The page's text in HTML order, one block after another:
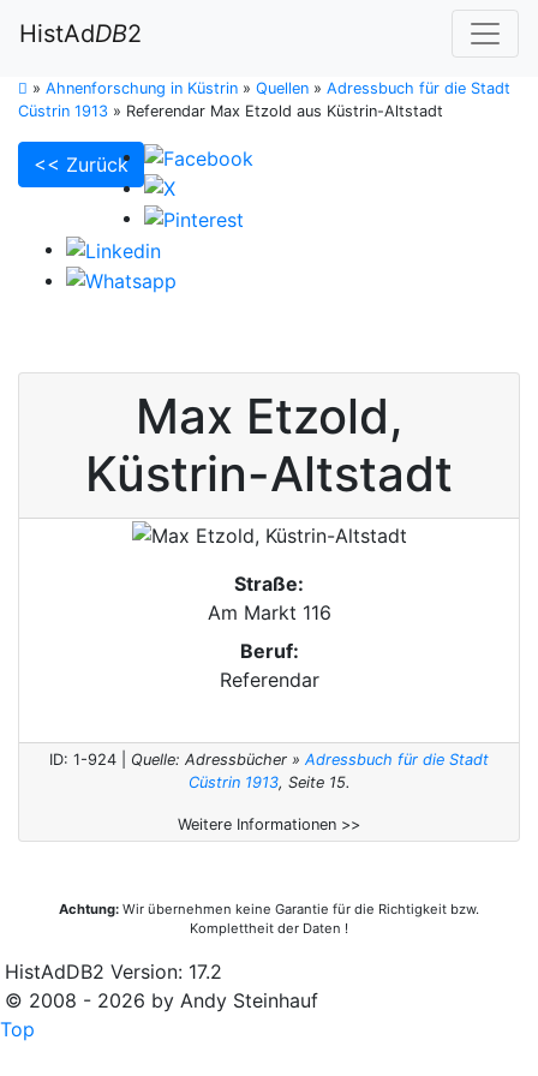
HistAdDB2
» Ahnenforschung in Küstrin » Quellen » Adressbuch für die Stadt
Cüstrin 1913 » Referendar Max Etzold aus Küstrin-Altstadt
<< Zurück
Max Etzold,
Küstrin-Altstadt
Straße:
Am Markt 116
Beruf:
Referendar
ID: 1-924 | Quelle: Adressbücher » Adressbuch für die Stadt
Cüstrin 1913, Seite 15.
Weitere Informationen >>
Achtung: Wir übernehmen keine Garantie für die Richtigkeit bzw.
Komplettheit der Daten !
HistAdDB2 Version: 17.2
© 2008 - 2026 by Andy Steinhauf
Top